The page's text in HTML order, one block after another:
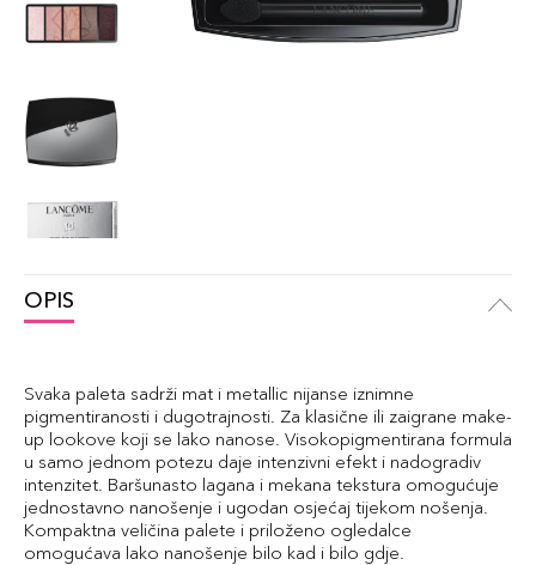
OPIS
Svaka paleta sadrži mat i metallic nijanse iznimne
pigmentiranosti i dugotrajnosti. Za klasične ili zaigrane make-
up lookove koji se lako nanose. Visokopigmentirana formula
u samo jednom potezu daje intenzivni efekt i nadogradiv
intenzitet. Baršunasto lagana i mekana tekstura omogućuje
jednostavno nanošenje i ugodan osjećaj tijekom nošenja.
Kompaktna veličina palete i priloženo ogledalce
omogućava lako nanošenje bilo kad i bilo gdje.